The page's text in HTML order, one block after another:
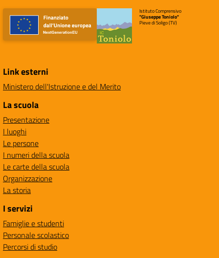
Istituto Comprensivo
"Giuseppe Toniolo"
Pieve di Soligo (TV)
Link esterni
Ministero dell'Istruzione e del Merito
La scuola
Presentazione
I luoghi
Le persone
I numeri della scuola
Le carte della scuola
Organizzazione
La storia
I servizi
Famiglie e studenti
Personale scolastico
Percorsi di studio